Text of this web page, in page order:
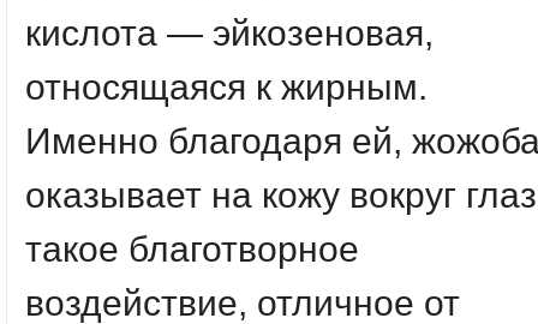
кислота — эйкозеновая,
относящаяся к жирным.
Именно благодаря ей,
оказывает на кожу вокруг глаз
такое благотворное
воздействие, отличное от